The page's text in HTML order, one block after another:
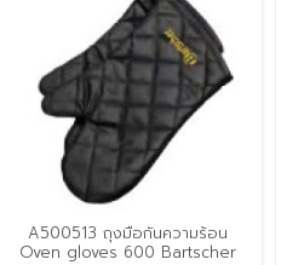
A500513 ถุงมือกันความร้อน
Oven gloves 600 Bartscher